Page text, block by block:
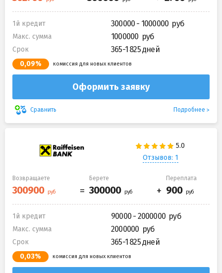
1й кредит 300000 - 1000000
Макс. сумма 1000000
Срок 365-1 825 дней
0,09% комиссия для новых клиентов
Оформить заявку
Сравнить Подробнее
Отзывов: 1
Возвращаете Берете Переплата
1й кредит 90000 - 2000000
Макс. сумма 2000000
Срок 365-1 825 дней
0,03% комиссия для новых клиентов